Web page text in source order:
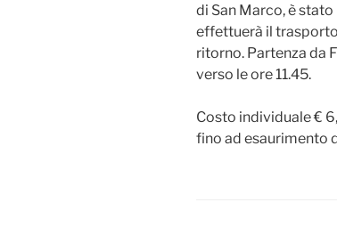
di San Marco, è
effettuerà il
ritorno. Partenza da
verso le ore 11.45.
Costo individuale €
fino ad esaurimento